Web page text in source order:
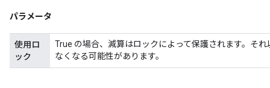
パラメータ
使用ロ
ック
True の場合、減算はロックによって保護されます。そ
なくなる可能性があります。